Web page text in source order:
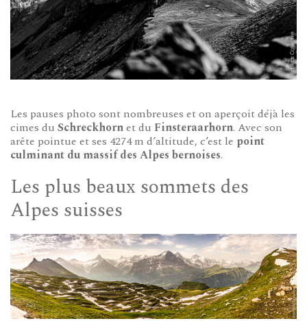
Les pauses photo sont nombreuses et on aperçoit déjà les
cimes du Schreckhornet du Finsteraarhorn. Avec son
arête pointue et ses 4274 m d’altitude, c’est le point
culminant du massif des Alpes bernoises.
Les plus beaux sommets des
Alpes suisses